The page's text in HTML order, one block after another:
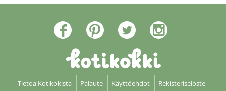
Tietoa Kotikokista Palaute Käyttöehdot Rekisteriseloste